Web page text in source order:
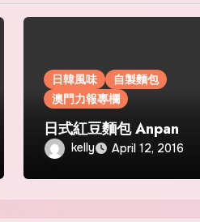
日韓風味
自製麵包
澳門力報專欄
日式紅豆麵包 Anpan
kelly April 12, 2016